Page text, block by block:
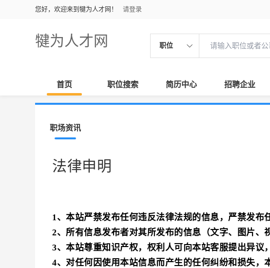
您好，欢迎来到犍为人才网！ 请登录
犍为人才网 职位
首页 职位搜索 简历中心 招聘企业
职场资讯
法律申明
1、本站严禁发布任何违反法律法规的信息，严禁发布
2、所有信息发布者对其所发布的信息（文字、图片、
3、本站尊重知识产权，权利人可向本站客服提出异议
4、对任何因使用本站信息而产生的任何纠纷和损失，